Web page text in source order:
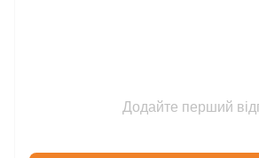
Додайте перший